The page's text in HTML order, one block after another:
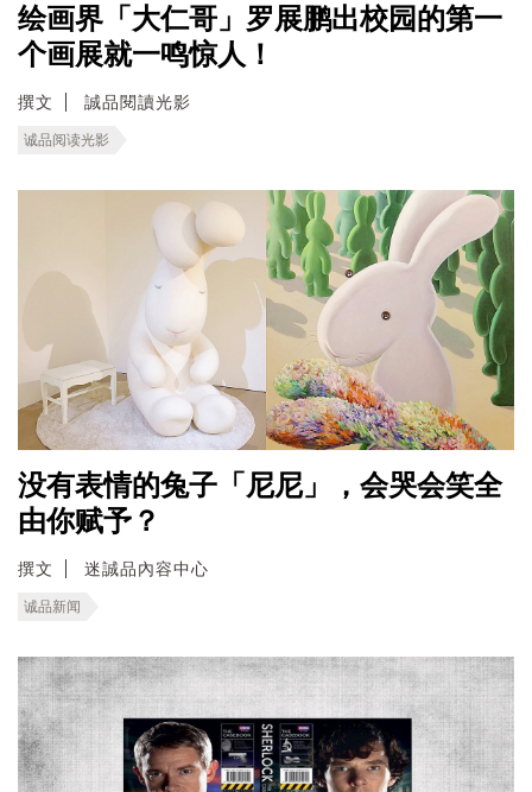
绘画界「大仁哥」罗展鹏出校园的第一
个画展就一鸣惊人！
撰文 誠品閱讀光影
诚品阅读光影
没有表情的兔子「尼尼」，会哭会笑全
由你赋予？
撰文 迷誠品內容中心
诚品新闻